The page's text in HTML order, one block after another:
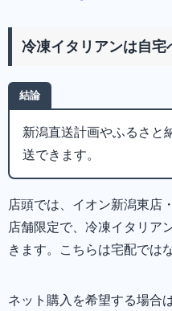
冷凍イタリアンは自宅
結論
新潟直送計画やふるさと
送できます。
店頭では、イオン新潟東店
店舗限定で、冷凍イタリア
きます。こちらは宅配では
ネット購入を希望する場合